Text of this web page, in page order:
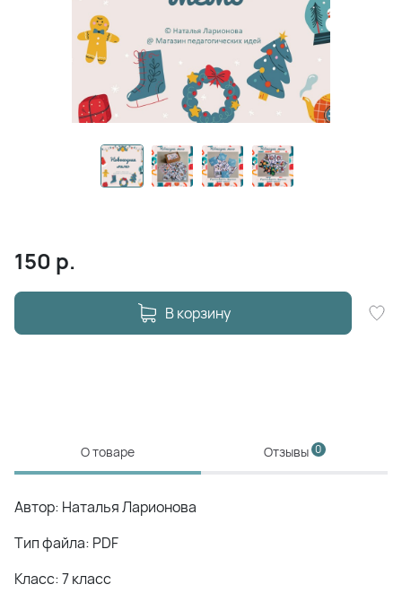
150 р.
В корзину
О товаре Отзывы 0
Автор: Наталья Ларионова
Тип файла: PDF
Класс: 7 класс